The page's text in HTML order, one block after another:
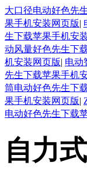
大口径电动好色先
果手机安装网页版|
生下载苹果手机安
动风量好色先生下
机安装网页版| 电动
先生下载苹果手机
筒电动好色先生下
果手机安装网页版|
电动好色先生下载
自力